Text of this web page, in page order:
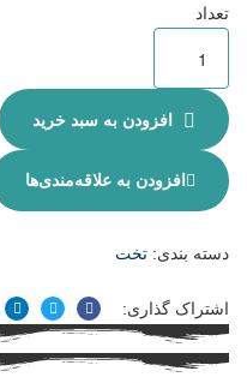
تعداد
افزودن به سبد خرید
افزودن به علاقه‌مندی‌ها
دسته بندی: تخت
اشتراک گذاری:
فیسبوکتوییتر